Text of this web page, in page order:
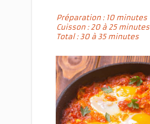
Préparation : 10 minutes
Cuisson : 20 à 25 minutes
Total : 30 à 35 minutes